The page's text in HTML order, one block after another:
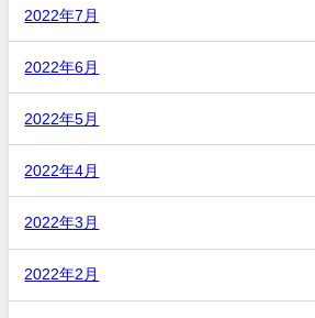
2022年7月
2022年6月
2022年5月
2022年4月
2022年3月
2022年2月